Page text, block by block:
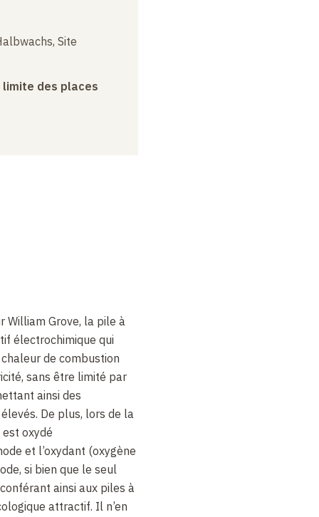
Site
limite des places
William Grove, la pile à
électrochimique qui
de combustion
sans être limité par
ainsi des
De plus, lors de la
oxydé
et l’oxydant (oxygène
si bien que le seul
ainsi aux piles à
attractif. Il n’en